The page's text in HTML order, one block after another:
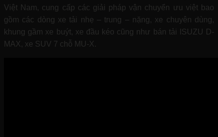
Việt Nam, cung cấp các giải pháp vận chuyển ưu việt bao
gồm các dòng xe tải nhẹ – trung – nặng, xe chuyên dùng,
khung gầm xe buýt, xe đầu kéo cũng như bán tải ISUZU D-
MAX, xe SUV 7 chỗ MU-X.